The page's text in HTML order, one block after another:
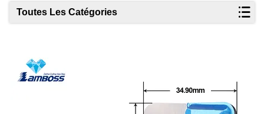
Toutes Les Catégories